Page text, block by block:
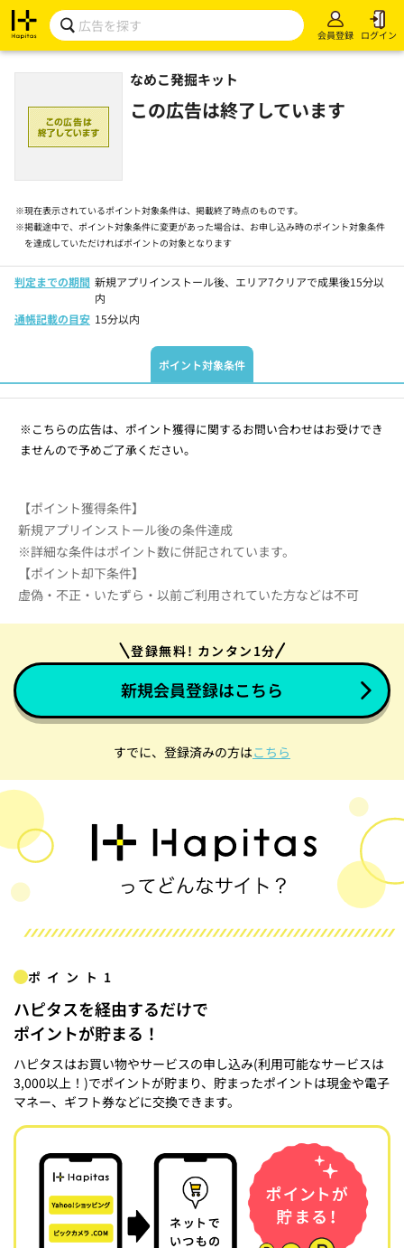
会員登録 ログイン
なめこ発掘キット
この広告は終了しています
※現在表示されているポイント対象条件は、掲載終了時点のものです。
※掲載途中で、ポイント対象条件に変更があった場合は、お申し込み時のポイント対象条件
を達成していただければポイントの対象となります
判定までの期間 新規アプリインストール後、エリア7クリアで成果後15分以
内
通帳記載の目安 15分以内
ポイント対象条件
※こちらの広告は、ポイント獲得に関するお問い合わせはお受けでき
ませんので予めご了承ください。
【ポイント獲得条件】
新規アプリインストール後の条件達成
※詳細な条件はポイント数に併記されています。
【ポイント却下条件】
虚偽・不正・いたずら・以前ご利用されていた方などは不可
登録無料! カンタン1分
新規会員登録はこちら
すでに、登録済みの方はこちら
ポイント1
ハピタスを経由するだけで
ポイントが貯まる！
ハピタスはお買い物やサービスの申し込み(利用可能なサービスは
3,000以上！)でポイントが貯まり、貯まったポイントは現金や電子
マネー、ギフト券などに交換できます。